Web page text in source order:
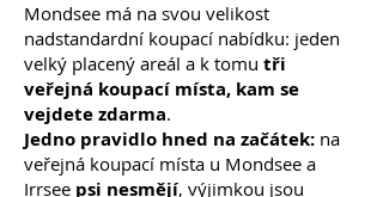
Mondsee má na svou velikost
nadstandardní koupací nabídku: jeden
velký placený areál a k tomu tři
veřejná koupací místa, kam se
vejdete zdarma.
Jedno pravidlo hned na začátek: na
veřejná koupací místa u Mondsee a
Irrsee psi nesmějí, výjimkou jsou